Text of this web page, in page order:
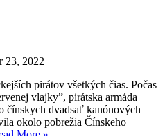
23, 2022
pirátov všetkých čias. Počas
vlajky”, pirátska armáda
čínskych dvadsať kanónových
okolo pobrežia Čínskeho